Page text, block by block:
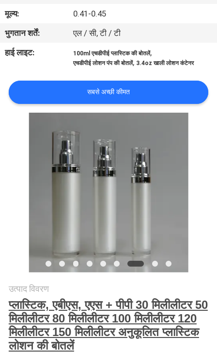
कारखाना
भ्रमण
गुणवत्ता
संपर्क
साइटमैप
PRIVACY
POLICY
मूल्य:
0.41-0.45
भुगतान शर्तें:
एल / सी, टी / टी
हाई लाइट:
100ml एचडीपीई प्लास्टिक की बोतलें,
एचडीपीई लोशन पंप की बोतलें, 3.4oz खाली लोशन कंटेनर
सबसे अच्छी कीमत
उत्पाद विवरण
प्लास्टिक, एबीएस, एएस + पीपी 30 मिलीलीटर 50
मिलीलीटर 80 मिलीलीटर 100 मिलीलीटर 120
मिलीलीटर 150 मिलीलीटर अनुकूलित प्लास्टिक
लोशन की बोतलें